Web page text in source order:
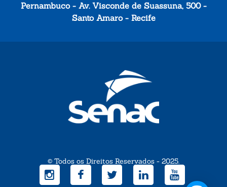
Pernambuco - Av. Visconde de Suassuna, 500 -
Santo Amaro - Recife
© Todos os Direitos Reservados - 2025.